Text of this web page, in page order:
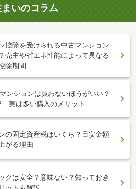
いのコラム
控除を受けられる中古マンション
売主や省エネ性能によって異なる
除期間
ンションは買わないほうがいい？
実は多い購入のメリット
の固定資産税はいくら？目安金額
がる理由
クは安全？意味ない？知っておき
ットも解説